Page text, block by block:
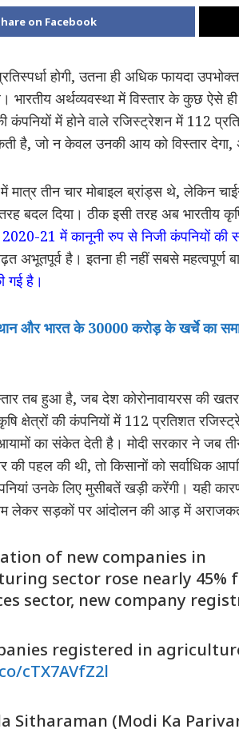
on Facebook
होगी, उतना ही अधिक फायदा
भारतीय अर्थव्यवस्था में विस्तार के कुछ
कंपनियों में होने वाले रजिस्ट्रेशन में 112
है, जो न केवल उनकी आय को विस्तार देगा,
तीन चार मोबाइल ब्रांड्स थे, लेकिन
बदल दिया। ठीक इसी तरह अब भारतीय
21 में कानूनी रुप से निजी कंपनियों की
अभूतपूर्व है। इतना ही नहीं सबसे महत्वपूर्ण
गई है।
और भारत के 30000 करोड़ के खर्चे का
तब हुआ है, जब देश कोरोनावायरस की
क्षेत्रों की कंपनियों में 112 प्रतिशत
का संकेत देती है। मोदी सरकार ने जब
पहल की थी, तो किसानों को सर्वाधिक
उनके लिए मुसीबतें खड़ी करेंगी। यही
लेकर सड़कों पर आंदोलन की आड़ में
of new companies in
sector rose nearly 45%
sector, new company
registered in
cTX7AVfZ2l
Sitharaman (Modi Ka